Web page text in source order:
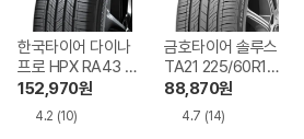
한국타이어 다이나
프로 HPX RA43 2
65/55R19 장착비
별도
152,970원
4.2 (10)
금호타이어 솔루스
TA21 225/60R17
장착비별도
88,870원
4.7 (14)